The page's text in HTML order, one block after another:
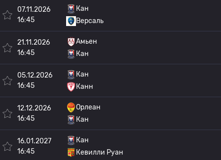
07.11.2026
16:45
Кан
Версаль
21.11.2026
16:45
Амьен
Кан
05.12.2026
16:45
Кан
Канн
12.12.2026
16:45
Орлеан
Кан
16.01.2027
16:45
Кан
Кевилли Руан